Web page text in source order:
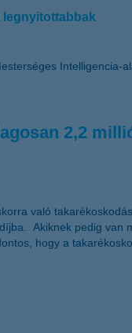
legnyitottabbak
Intelligencia-
2,2
való
Akiknek pedig van
hogy a